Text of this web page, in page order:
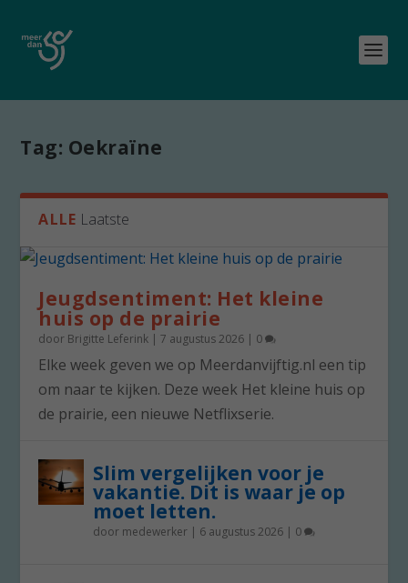
Tag: Oekraïne
ALLE Laatste
Jeugdsentiment: Het kleine
huis op de prairie
door Brigitte Leferink |7 augustus 2026 | 0
Elke week geven we op Meerdanvijftig.nl een tip
om naar te kijken. Deze week Het kleine huis op
de prairie, een nieuwe Netflixserie.
Slim vergelijken voor je
vakantie. Dit is waar je op
moet letten.
door medewerker | 6 augustus 2026 | 0